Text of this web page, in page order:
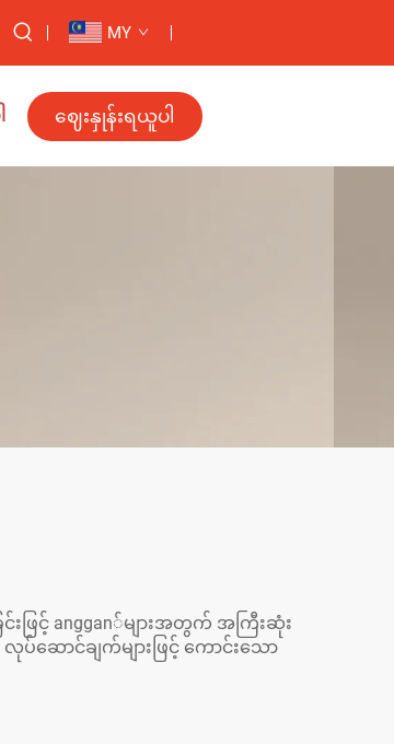
MY
ဈေးနှုန်းရယူပါ
င်းဖြင့် anggan်များအတွက် အကြီးဆုံး
ဆောင်ချက်များဖြင့် ကောင်းသော